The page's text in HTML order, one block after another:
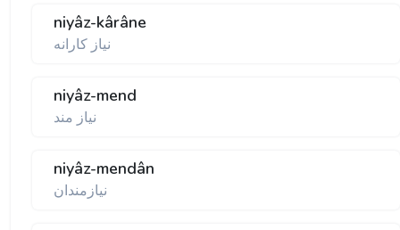
niyâz-kârâne
نياز کارانه
niyâz-mend
نياز مند
niyâz-mendân
نيازمندان